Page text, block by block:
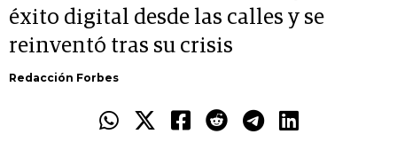
éxito digital desde las calles y se
reinventó tras su crisis
Redacción Forbes